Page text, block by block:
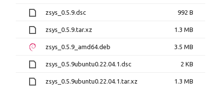
zsys_0.5.9.dsc 992 B
zsys_0.5.9.tar.xz 1.3 MB
zsys_0.5.9_amd64.deb 3.5 MB
zsys_0.5.9ubuntu0.22.04.1.dsc 2 KB
zsys_0.5.9ubuntu0.22.04.1.tar.xz 1.3 MB